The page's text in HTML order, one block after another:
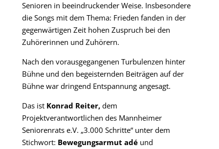
Senioren in beeindruckender Weise. Insbesondere
die Songs mit dem Thema: Frieden fanden in der
gegenwärtigen Zeit hohen Zuspruch bei den
Zuhörerinnen und Zuhörern.
Nach den vorausgegangenen Turbulenzen hinter
Bühne und den begeisternden Beiträgen auf der
Bühne war dringend Entspannung angesagt.
Das ist Konrad Reiter,dem
Projektverantwortlichen des Mannheimer
Seniorenrats e.V. „3.000 Schritte“ unter dem
Stichwort: Bewegungsarmut adéund